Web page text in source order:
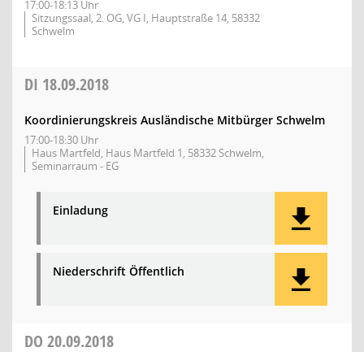
17:00-18:13 Uhr
Sitzungssaal, 2. OG, VG I, Hauptstraße 14, 58332
Schwelm
DI 18.09.2018
Koordinierungskreis Ausländische Mitbürger Schwelm
17:00-18:30 Uhr
Haus Martfeld, Haus Martfeld 1, 58332 Schwelm,
Seminarraum - EG
Einladung
Niederschrift Öffentlich
DO 20.09.2018